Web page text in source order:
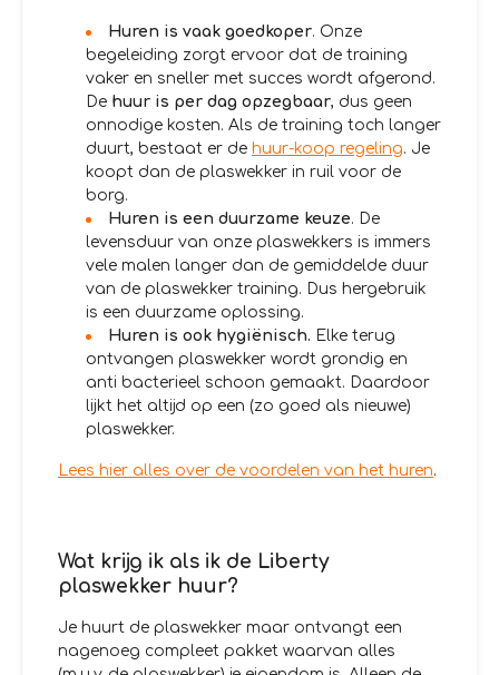
Huren is vaak goedkoper. Onze
begeleiding zorgt ervoor dat de training
vaker en sneller met succes wordt afgerond.
De huur is per dag opzegbaar, dus geen
onnodige kosten. Als de training toch langer
duurt, bestaat er de huur-koop regeling. Je
koopt dan de plaswekker in ruil voor de
borg.
Huren is een duurzame keuze. De
levensduur van onze plaswekkers is immers
vele malen langer dan de gemiddelde duur
van de plaswekker training. Dus hergebruik
is een duurzame oplossing.
Huren is ook hygiënisch. Elke terug
ontvangen plaswekker wordt grondig en
anti bacterieel schoon gemaakt. Daardoor
lijkt het altijd op een (zo goed als nieuwe)
plaswekker.
Lees hier alles over de voordelen van het huren.
Wat krijg ik als ik de Liberty
plaswekker huur?
Je huurt de plaswekker maar ontvangt een
nagenoeg compleet pakket waarvan alles